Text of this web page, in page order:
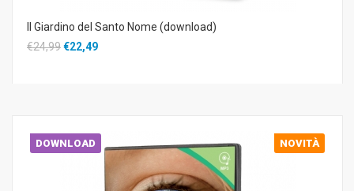
Il Giardino del Santo Nome (download)
€24,99€22,49
DOWNLOAD NOVITÀ